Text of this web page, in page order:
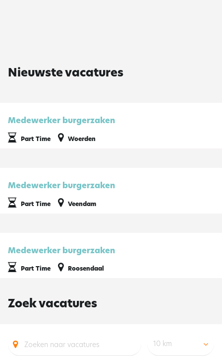
Nieuwste vacatures
Medewerker burgerzaken
Part Time Woerden
Medewerker burgerzaken
Part Time Veendam
Medewerker burgerzaken
Part Time Roosendaal
Zoek vacatures
10 km